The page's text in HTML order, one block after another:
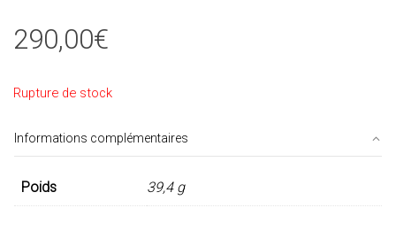
290,00€
Rupture de stock
Informations complémentaires
Poids 39,4 g